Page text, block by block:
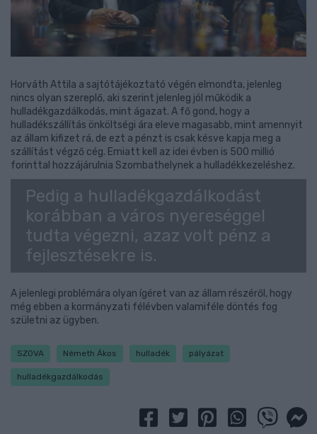
Horváth Attila a sajtótájékoztató végén elmondta, jelenleg
nincs olyan szereplő, aki szerint jelenleg jól működik a
hulladékgazdálkodás, mint ágazat. A fő gond, hogy a
hulladékszállítás önköltségi ára eleve magasabb, mint amennyit
az állam kifizet rá, de ezt a pénzt is csak késve kapja meg a
szállítást végző cég. Emiatt kell az idei évben is 500 millió
forinttal hozzájárulnia Szombathelynek a hulladékkezeléshez.
Pedig a hulladékgazdálkodást
korábban a város nyereséggel
tudta végezni, azaz volt pénz a
fejlesztésekre is.
A jelenlegi problémára olyan ígéret van az állam részéről, hogy
még ebben a kormányzati félévben valamiféle döntés fog
születni az ügyben.
SZOVA Németh Ákos hulladék pályázat
hulladékgazdálkodás